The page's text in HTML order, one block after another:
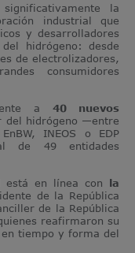
la
industrial que
y desarrolladores
hidrógeno: desde
de electrolizadores,
consumidores
a 40 nuevos
del hidrógeno —entre
INEOS o EDP
de 49 entidades
está en línea con la
de la República
de la República
reafirmaron su
tiempo y forma del